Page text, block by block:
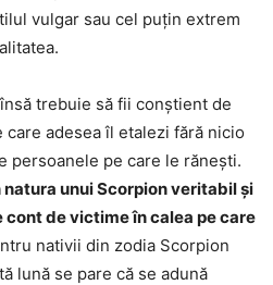
vulgar sau cel puțin extrem
trebuie să fii conștient de
adesea îl etalezi fără nicio
persoanele pe care le rănești.
unui Scorpion veritabil și
cont de victime în calea pe care
nativii din zodia Scorpion
lună se pare că se adună